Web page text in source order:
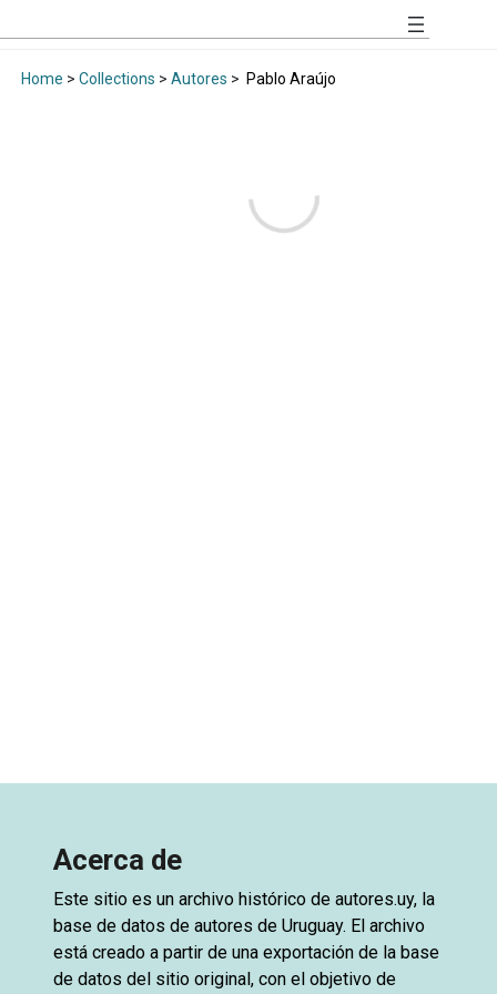
Home > Collections > Autores > Pablo Araújo
Acerca de
Este sitio es un archivo histórico de autores.uy, la
base de datos de autores de Uruguay. El archivo
está creado a partir de una exportación de la base
de datos del sitio original, con el objetivo de